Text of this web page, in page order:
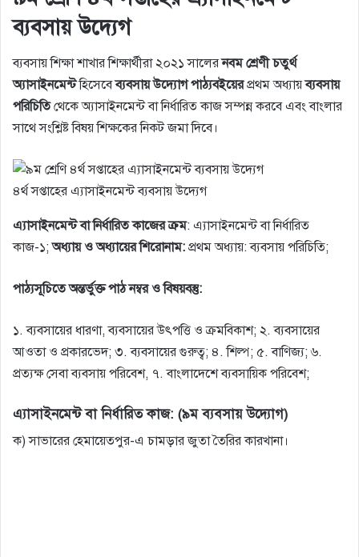
ব্যবসায় উদ্যেগ
ব্যবসায় শিক্ষা শাখার শিক্ষার্থীরা ২০২১ সালেরনবম শ্রেণী চতুর্থ
অ্যাসাইনমেন্টহিসেবেব্যবসায় উদ্যোগ পাঠ্যবইয়েরপ্রথম অধ্যায়ব্যবসায়
পরিচিতিথেকে অ্যাসাইনমেন্ট বা নির্ধারিত কাজ সম্পন্ন করবে এবং বাংলার
সাথে সংশ্লিষ্ট বিষয় শিক্ষকের নিকট জমা দিবে।
৪র্থ সপ্তাহের এ্যাসাইনমেন্ট ব্যবসায় উদ্যেগ
এ্যাসাইনমেন্ট বা নির্ধারিত কাজের ক্রম: এ্যাসাইনমেন্ট বা নির্ধারিত
কাজ-১;অধ্যায় ও অধ্যায়ের শিরােনাম: প্রথম অধ্যায়: ব্যবসায় পরিচিতি;
পাঠ্যসূচিতে অন্তর্ভুক্ত পাঠ নম্বর ও বিষয়বস্তু:
১. ব্যবসায়ের ধারণা, ব্যবসায়ের উৎপত্তি ও ক্রমবিকাশ; ২. ব্যবসায়ের
আওতা ও প্রকারভেদ; ৩. ব্যবসায়ের গুরুত্ব; ৪. শিল্প; ৫. বাণিজ্য; ৬.
প্রত্যক্ষ সেবা ব্যবসায় পরিবেশ, ৭. বাংলাদেশে ব্যবসায়িক পরিবেশ;
এ্যাসাইনমেন্ট বা নির্ধারিত কাজ: (৯ম ব্যবসায় উদ্যোগ)
ক) সাভারের হেমায়েতপুর-এ চামড়ার জুতা তৈরির কারখানা।